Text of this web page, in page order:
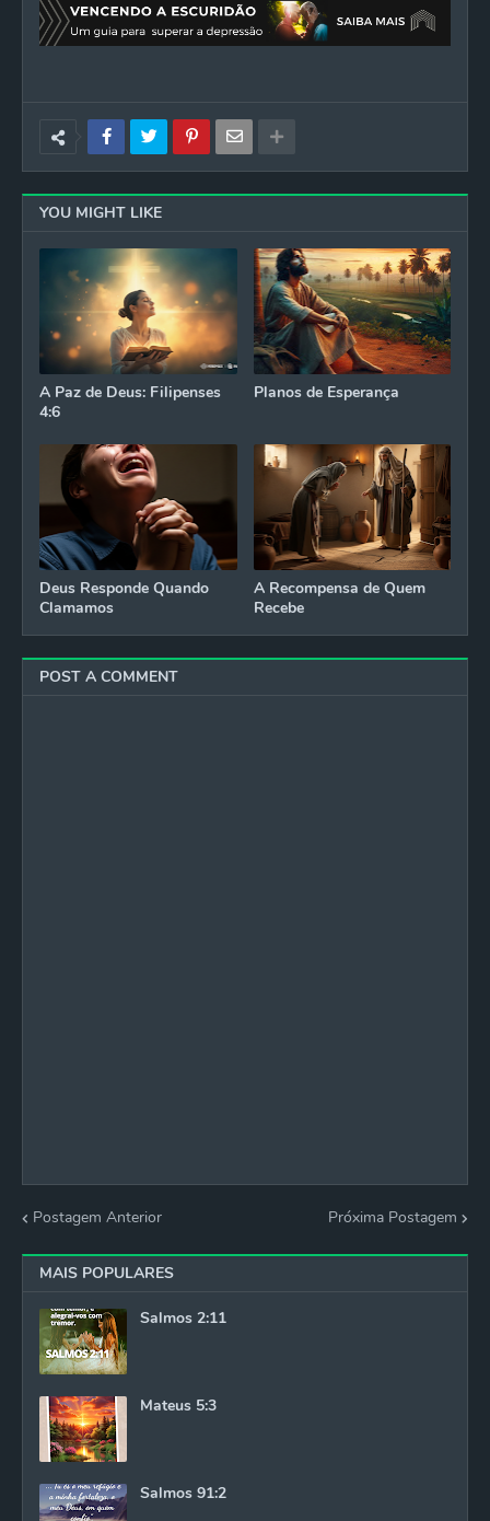
YOU MIGHT LIKE
A Paz de Deus: Filipenses
4:6
Planos de Esperança
Deus Responde Quando
Clamamos
A Recompensa de Quem
Recebe
POST A COMMENT
Postagem Anterior Próxima Postagem
MAIS POPULARES
Salmos 2:11
Mateus 5:3
Salmos 91:2